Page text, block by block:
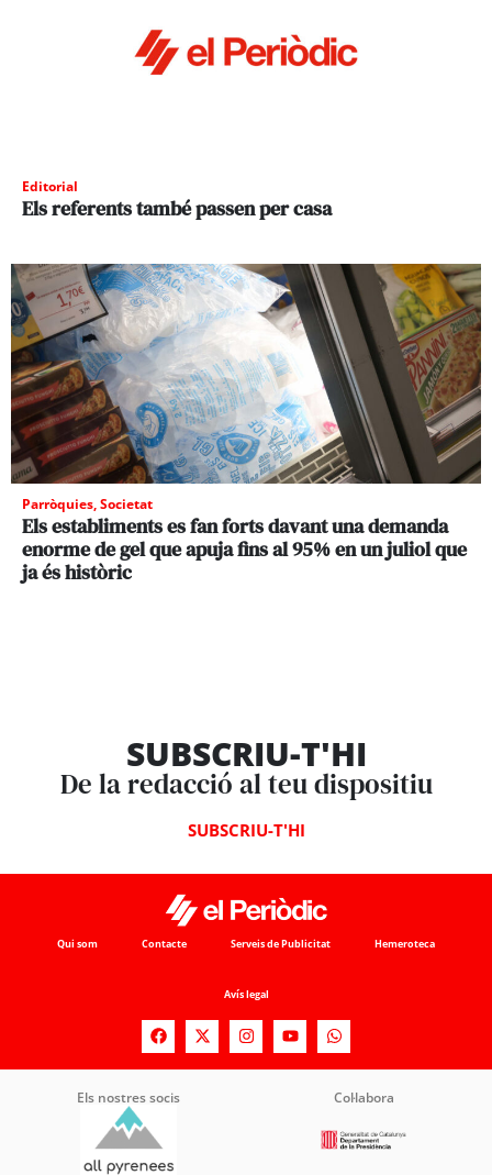
Editorial
Els referents també passen per casa
Parròquies,Societat
Els establiments es fan forts davant una demanda
enorme de gel que apuja fins al 95% en un juliol que
ja és històric
SUBSCRIU-T'HI
De la redacció al teu dispositiu
SUBSCRIU-T'HI
Qui som Contacte Serveis de Publicitat Hemeroteca
Avís legal
Els nostres socis Col·labora